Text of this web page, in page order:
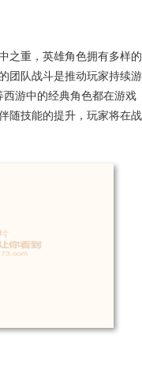
之重，英雄角色拥有多样的
团队战斗是推动玩家持续游
游中的经典角色都在游戏
随技能的提升，玩家将在战